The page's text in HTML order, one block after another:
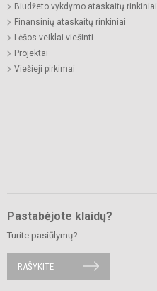
Biudžeto vykdymo ataskaitų rinkiniai
Finansinių ataskaitų rinkiniai
Lėšos veiklai viešinti
Projektai
Viešieji pirkimai
Pastabėjote klaidų?
Turite pasiūlymų?
RAŠYKITE